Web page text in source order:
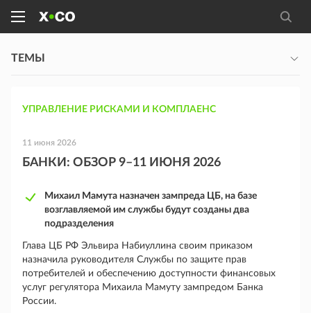
ТЕМЫ
УПРАВЛЕНИЕ РИСКАМИ И КОМПЛАЕНС
11 июня 2026
БАНКИ: ОБЗОР 9–11 ИЮНЯ 2026
Михаил Мамута назначен зампреда ЦБ, на базе
возглавляемой им службы будут созданы два
подразделения
Глава ЦБ РФ Эльвира Набиуллина своим приказом
назначила руководителя Службы по защите прав
потребителей и обеспечению доступности финансовых
услуг регулятора Михаила Мамуту зампредом Банка
России.